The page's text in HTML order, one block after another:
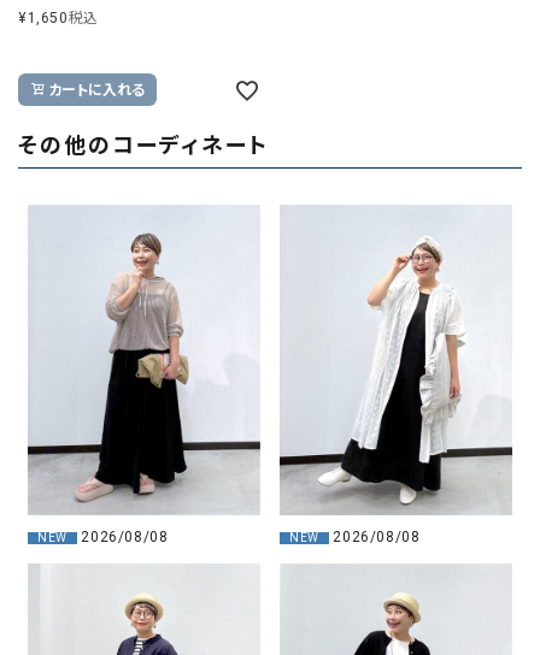
¥1,650税込
カートに入れる
その他のコーディネート
NEW 2026/08/08 NEW 2026/08/08